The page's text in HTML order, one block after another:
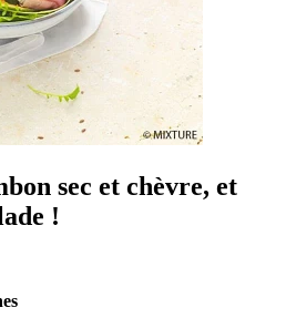
sec et chèvre, et
!